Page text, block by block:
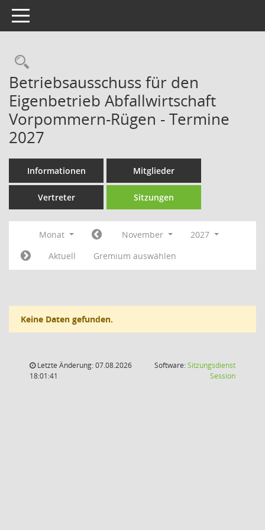
Toggle navigation
Rechercheauswahl
Betriebsausschuss für den
Eigenbetrieb Abfallwirtschaft
Vorpommern-Rügen - Termine
2027
Informationen Mitglieder
Vertreter Sitzungen
Monat November
2027
Aktuell
Gremium auswählen
Keine Daten gefunden.
Letzte Änderung: 07.08.2026
18:01:41
Software:Sitzungsdienst
Session(Wird in